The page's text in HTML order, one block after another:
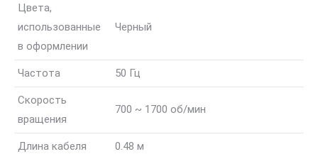
Цвета,
использованные
в оформлении
Черный
Частота 50 Гц
Скорость
вращения
700 ~ 1700 об/мин
Длина кабеля 0.48 м